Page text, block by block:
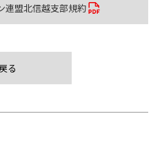
連盟北信越支部規約
る